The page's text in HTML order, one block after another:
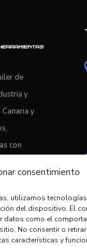
consentimiento
utilizamos
del dispositivo. El
como el
No consentir o
características y
de
y
y
con